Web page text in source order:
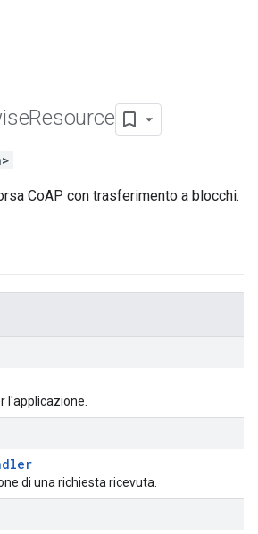
Resource
CoAP con trasferimento a blocchi.
l'applicazione.
di una richiesta ricevuta.